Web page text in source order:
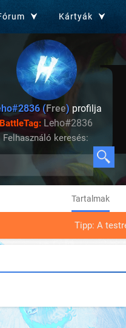
Kártyák
(Free)profilja
Leho#2836
Felhasználó keresés:
Tartalmak
Tipp: A